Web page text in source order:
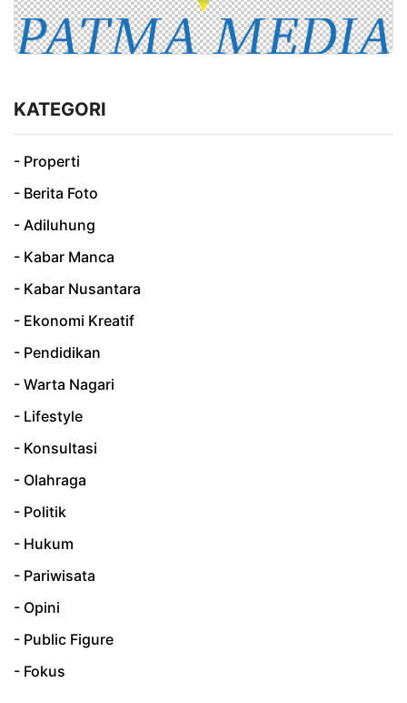
KATEGORI
- Properti
- Berita Foto
- Adiluhung
- Kabar Manca
- Kabar Nusantara
- Ekonomi Kreatif
- Pendidikan
- Warta Nagari
- Lifestyle
- Konsultasi
- Olahraga
- Politik
- Hukum
- Pariwisata
- Opini
- Public Figure
- Fokus